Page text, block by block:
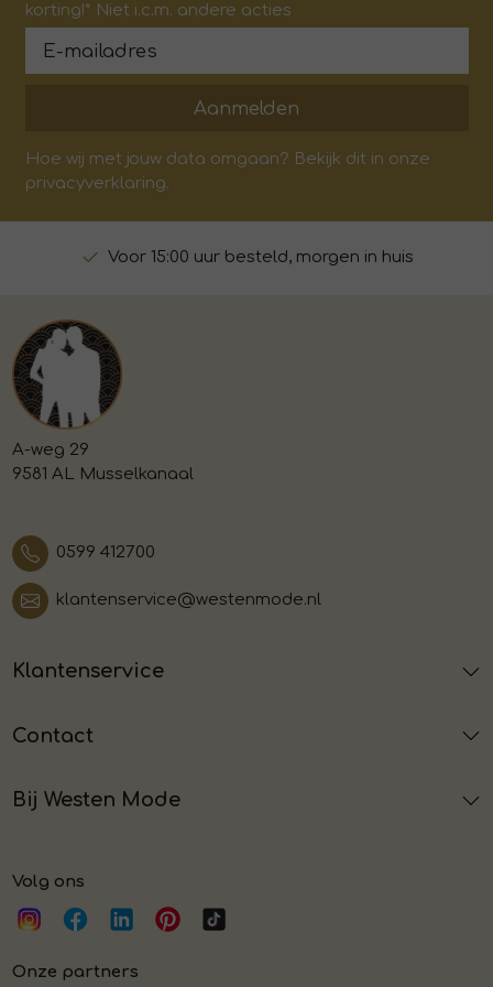
korting!* Niet i.c.m. andere acties
Aanmelden
Hoe wij met jouw data omgaan? Bekijk dit in onze
privacyverklaring.
Voor 15:00 uur besteld, morgen in huis
A-weg 29
9581 AL Musselkanaal
0599 412700
klantenservice@westenmode.nl
Klantenservice
Contact
Bij Westen Mode
Volg ons
Onze partners